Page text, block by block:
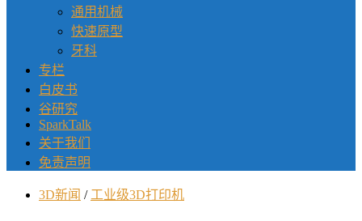
通用机械
快速原型
牙科
专栏
白皮书
谷研究
SparkTalk
关于我们
免责声明
3D新闻 / 工业级3D打印机